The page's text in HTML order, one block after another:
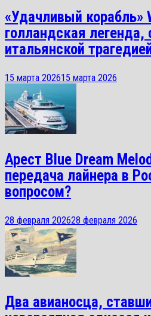
«Удачливый корабль»
голландская легенда,
итальянской
15 марта 202615 марта 2026
Арест Blue Dream
передача лайнера в
вопросом?
28 февраля 202628 февраля 2026
Два авианосца,